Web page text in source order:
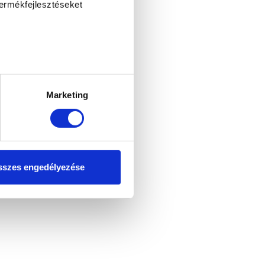
pontban. Bármikor
megosztjuk az Ön
Ön adott meg
Marketing
engedélyezése